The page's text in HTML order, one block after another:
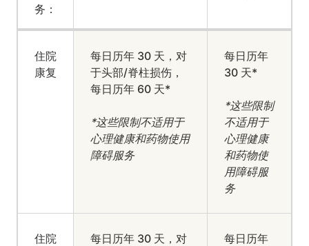
务：
住院
康复
每日历年 30 天，对
于头部/脊柱损伤，
每日历年 60 天*
*这些限制不适用于
心理健康和药物使用
障碍服务
每日历年
30 天*
*这些限制
不适用于
心理健康
和药物使
用障碍服
务
住院
每日历年 30 天，对
每日历年